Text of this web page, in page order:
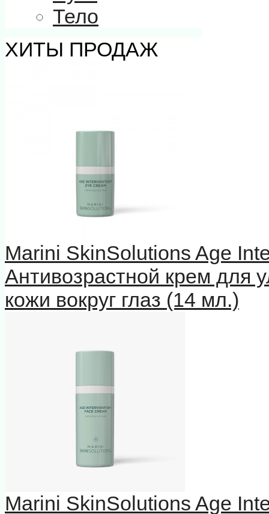
Тело
ХИТЫ ПРОДАЖ
Marini SkinSolutions Age
Антивозрастной крем для
кожи вокруг глаз (14 мл.)
Marini SkinSolutions Age